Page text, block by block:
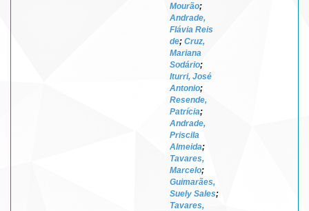
Mourão;
Andrade,
Flávia Reis
de; Cruz,
Mariana
Sodário;
Iturri, José
Antonio;
Resende,
Patrícia;
Andrade,
Priscila
Almeida;
Tavares,
Marcelo;
Guimarães,
Suely Sales;
Tavares,